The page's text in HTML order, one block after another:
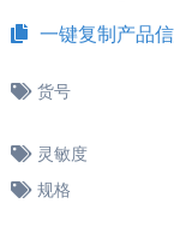
一键复制产品
货号
灵敏度
规格